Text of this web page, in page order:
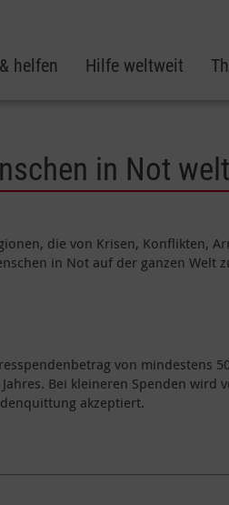
helfen Hilfe weltweit
in Not
die von Krisen, Konflikten,
in Not auf der ganzen Welt
von mindestens
Bei kleineren Spenden
akzeptiert.